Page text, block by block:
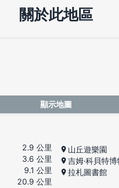
關於此地區
顯示地圖
2.9 公里
3.6 公里
9.1 公里
20.9 公里
山丘遊樂園
吉姆·科貝特
拉札圖書館